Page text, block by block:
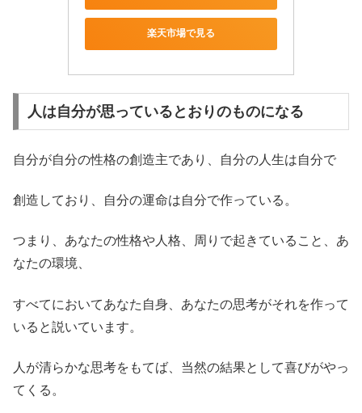
楽天市場で見る
人は自分が思っているとおりのものになる
自分が自分の性格の創造主であり、自分の人生は自分で
創造しており、自分の運命は自分で作っている。
つまり、あなたの性格や人格、周りで起きていること、あ
なたの環境、
すべてにおいてあなた自身、あなたの思考がそれを作って
いると説いています。
人が清らかな思考をもてば、当然の結果として喜びがやっ
てくる。